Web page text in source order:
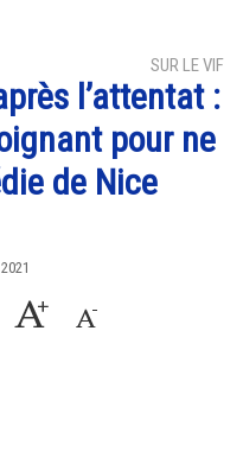
SUR LE VIF
l’attentat :
pour ne
de Nice